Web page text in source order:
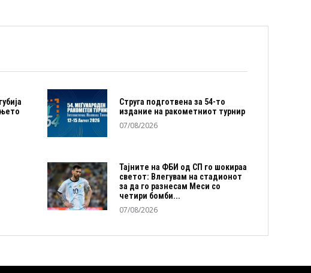
Струга подготвена за 54-то
издание на ракометниот турнир
07/08/2026
Тајните на ФБИ од СП го шокираа
светот: Влегувам на стадионот
за да го разнесам Меси со
четири бомби...
07/08/2026